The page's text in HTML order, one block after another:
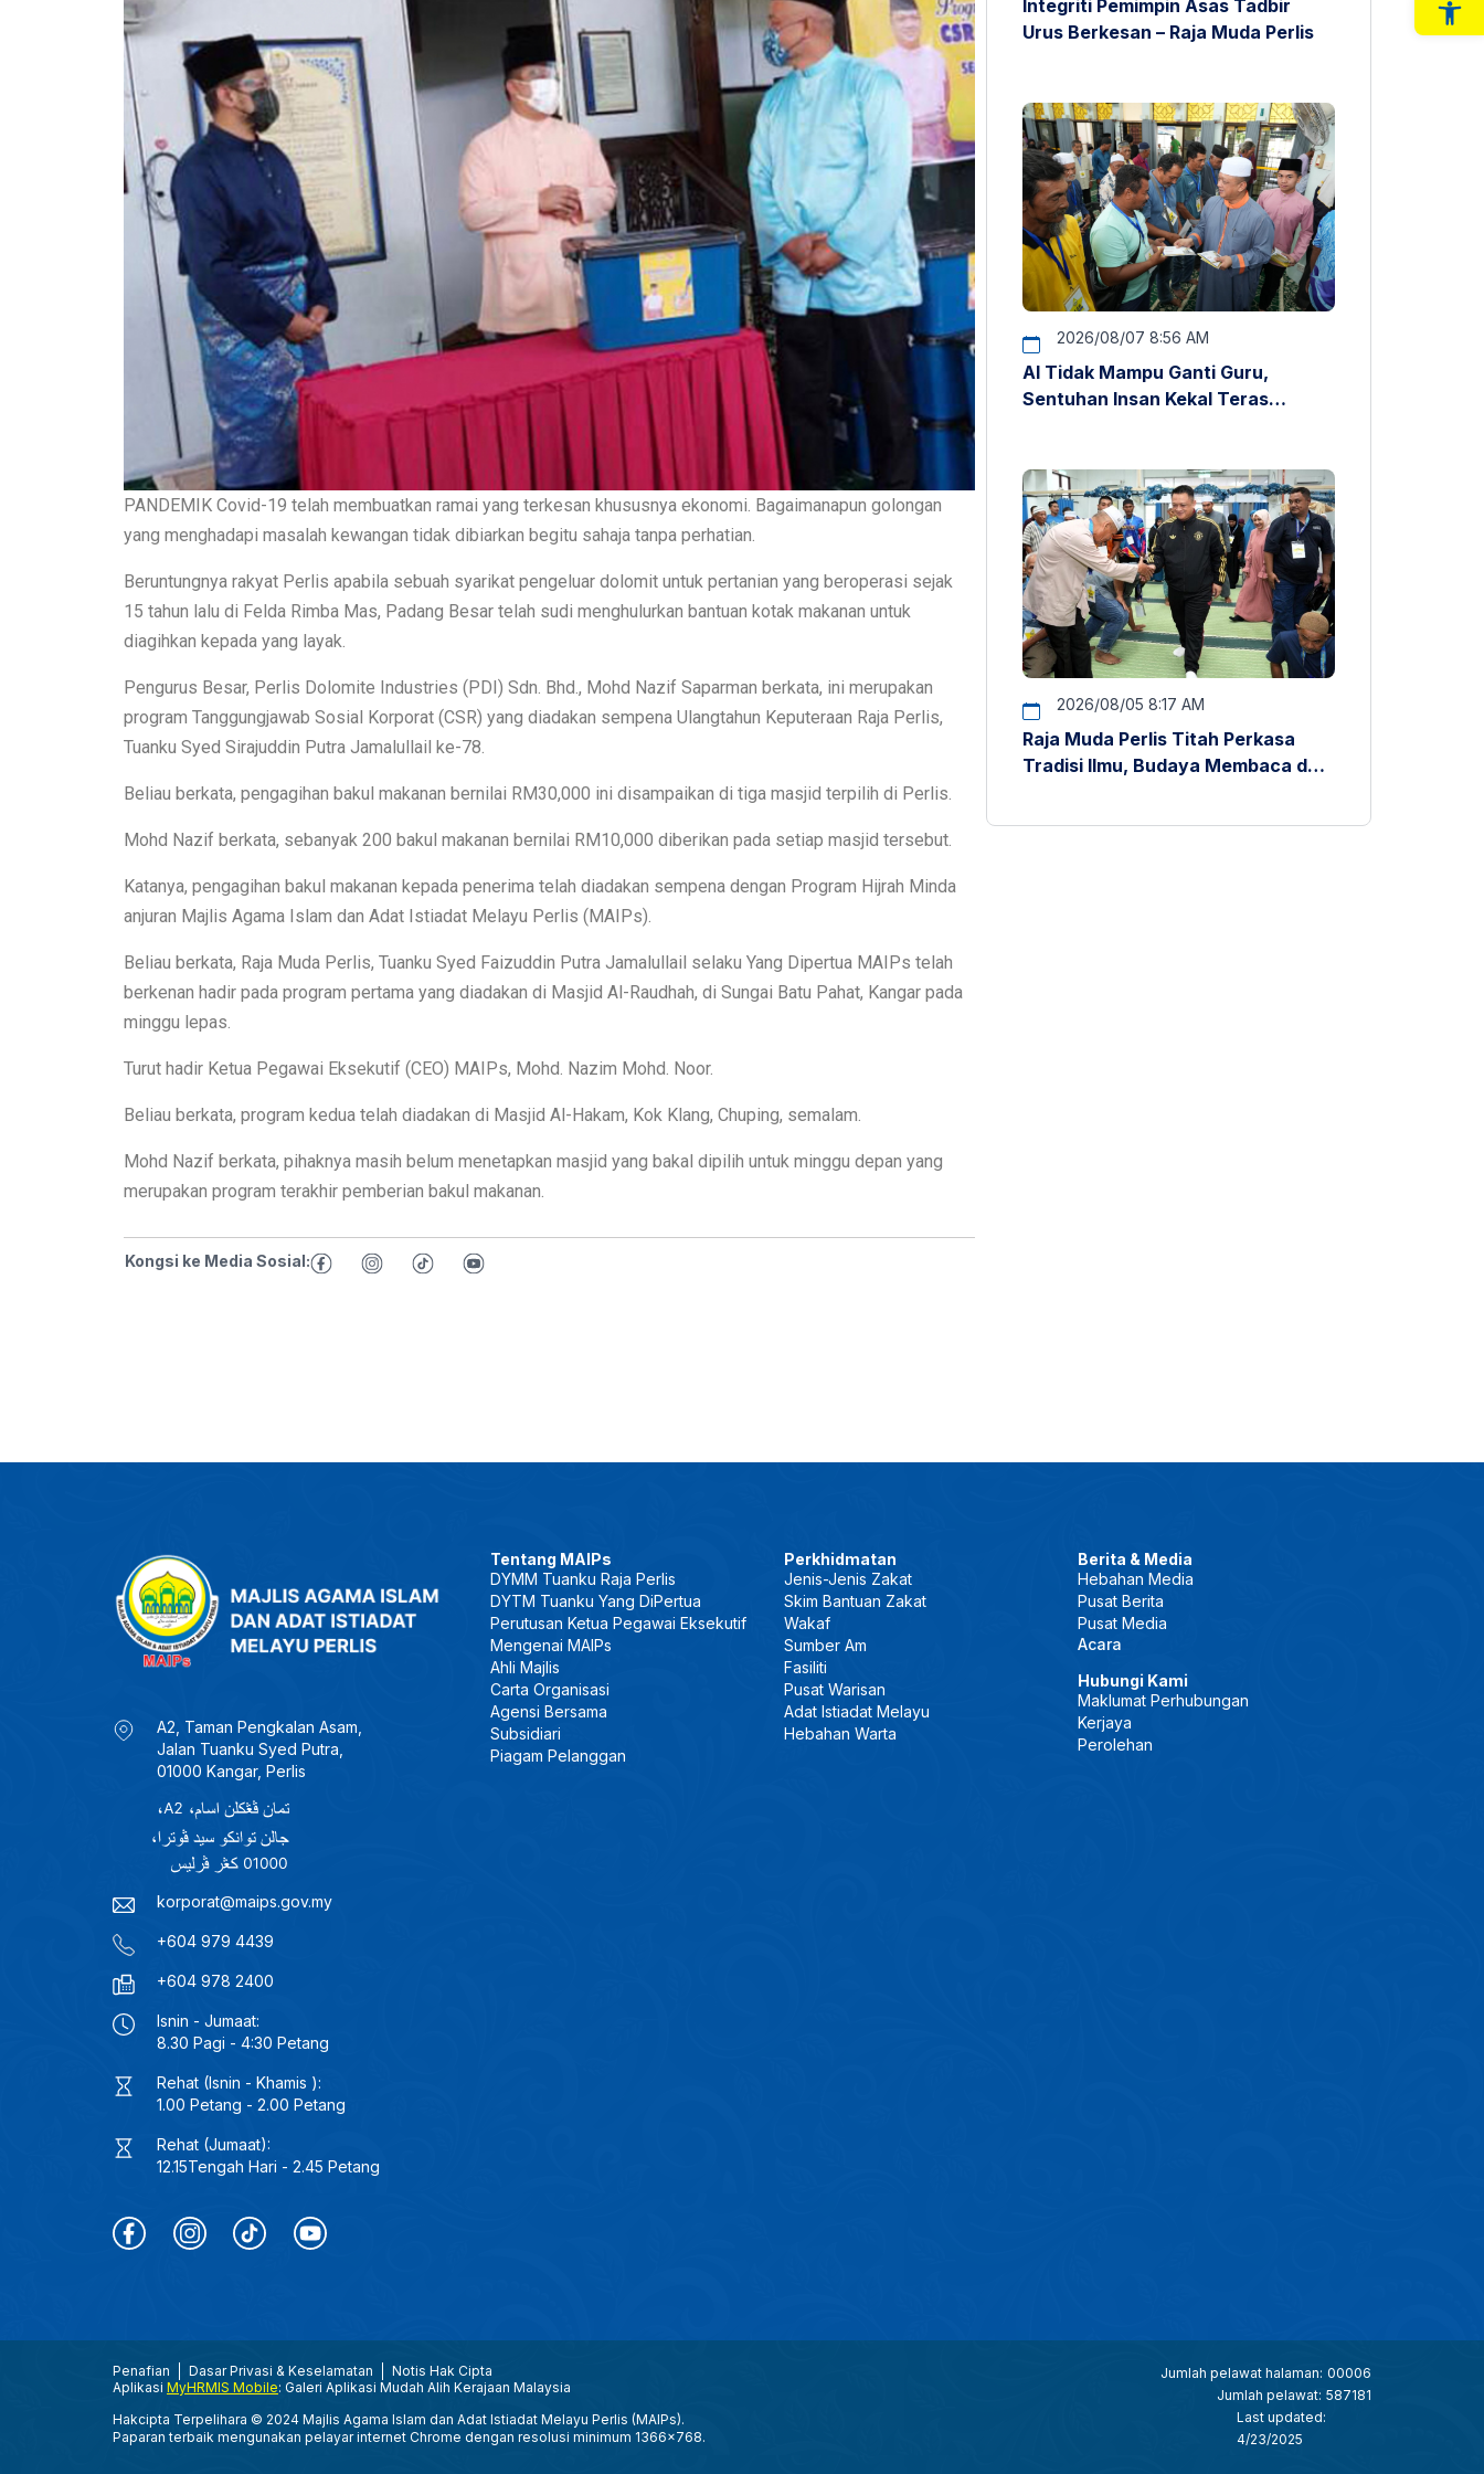
PANDEMIK Covid-19 telah membuatkan ramai yang terkesan khususnya ekonomi. Bagaimanapun golongan
yang menghadapi masalah kewangan tidak dibiarkan begitu sahaja tanpa perhatian.
Beruntungnya rakyat Perlis apabila sebuah syarikat pengeluar dolomit untuk pertanian yang beroperasi sejak
15 tahun lalu di Felda Rimba Mas, Padang Besar telah sudi menghulurkan bantuan kotak makanan untuk
diagihkan kepada yang layak.
Pengurus Besar, Perlis Dolomite Industries (PDI) Sdn. Bhd., Mohd Nazif Saparman berkata, ini merupakan
program Tanggungjawab Sosial Korporat (CSR) yang diadakan sempena Ulangtahun Keputeraan Raja Perlis,
Tuanku Syed Sirajuddin Putra Jamalullail ke-78.
Beliau berkata, pengagihan bakul makanan bernilai RM30,000 ini disampaikan di tiga masjid terpilih di Perlis.
Mohd Nazif berkata, sebanyak 200 bakul makanan bernilai RM10,000 diberikan pada setiap masjid tersebut.
Katanya, pengagihan bakul makanan kepada penerima telah diadakan sempena dengan Program Hijrah Minda
anjuran Majlis Agama Islam dan Adat Istiadat Melayu Perlis (MAIPs).
Beliau berkata, Raja Muda Perlis, Tuanku Syed Faizuddin Putra Jamalullail selaku Yang Dipertua MAIPs telah
berkenan hadir pada program pertama yang diadakan di Masjid Al-Raudhah, di Sungai Batu Pahat, Kangar pada
minggu lepas.
Turut hadir Ketua Pegawai Eksekutif (CEO) MAIPs, Mohd. Nazim Mohd. Noor.
Beliau berkata, program kedua telah diadakan di Masjid Al-Hakam, Kok Klang, Chuping, semalam.
Mohd Nazif berkata, pihaknya masih belum menetapkan masjid yang bakal dipilih untuk minggu depan yang
merupakan program terakhir pemberian bakul makanan.
Kongsi ke Media Sosial:
Integriti Pemimpin Asas Tadbir
Urus Berkesan – Raja Muda Perlis
2026/08/07 8:56 AM
AI Tidak Mampu Ganti Guru,
Sentuhan Insan Kekal Teras
2026/08/05 8:17 AM
Raja Muda Perlis Titah Perkasa
Tradisi Ilmu, Budaya Membaca dan
A2, Taman Pengkalan Asam,
Jalan Tuanku Syed Putra,
01000 Kangar, Perlis
korporat@maips.gov.my
+604 979 4439
+604 978 2400
Isnin - Jumaat:
8.30 Pagi - 4:30 Petang
Rehat (Isnin - Khamis ):
1.00 Petang - 2.00 Petang
Rehat (Jumaat):
12.15Tengah Hari - 2.45 Petang
Tentang MAIPs
DYMM Tuanku Raja Perlis
DYTM Tuanku Yang DiPertua
Perutusan Ketua Pegawai Eksekutif
Mengenai MAIPs
Ahli Majlis
Carta Organisasi
Agensi Bersama
Subsidiari
Piagam Pelanggan
Perkhidmatan
Jenis-Jenis Zakat
Skim Bantuan Zakat
Wakaf
Sumber Am
Fasiliti
Pusat Warisan
Adat Istiadat Melayu
Hebahan Warta
Berita & Media
Hebahan Media
Pusat Berita
Pusat Media
Acara
Hubungi Kami
Maklumat Perhubungan
Kerjaya
Perolehan
Penafian Dasar Privasi & Keselamatan
Notis Hak Cipta
Aplikasi MyHRMIS Mobile: Galeri Aplikasi Mudah Alih Kerajaan Malaysia
Hakcipta Terpelihara © 2024 Majlis Agama Islam dan Adat Istiadat Melayu Perlis (MAIPs).
Paparan terbaik mengunakan pelayar internet Chrome dengan resolusi minimum 1366x768.
Jumlah pelawat halaman: 00006
Jumlah pelawat: 587181
Last updated:
4/23/2025